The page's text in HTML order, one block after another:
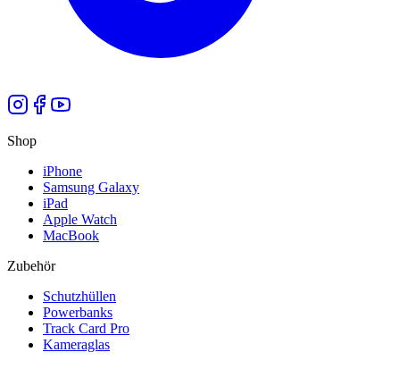
Shop
iPhone
Samsung Galaxy
iPad
Apple Watch
MacBook
Zubehör
Schutzhüllen
Powerbanks
Track Card Pro
Kameraglas